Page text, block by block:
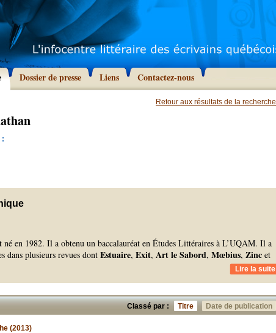
Dossier de presse Liens Contactez-nous
Retour aux résultats de la recherche
:
né en 1982. Il a obtenu un baccalauréat en Études Littéraires à L’UQAM. Il a
dans plusieurs revues dont Estuaire, Exit, Art le Sabord, Mœbius, Zinc et
Lire la suite
Classé par : Titre Date de publication
(2013)